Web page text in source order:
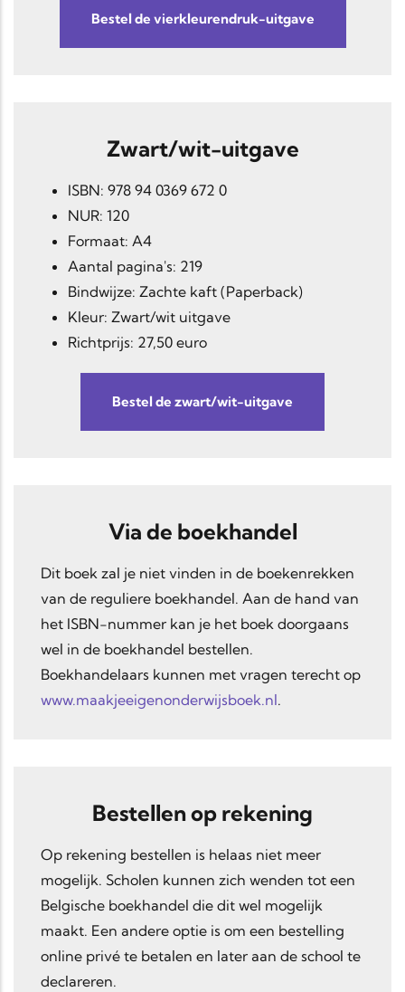
Bestel de vierkleurendruk-uitgave
Zwart/wit-uitgave
ISBN: 978 94 0369 672 0
NUR: 120
Formaat: A4
Aantal pagina's: 219
Bindwijze: Zachte kaft (Paperback)
Kleur: Zwart/wit uitgave
Richtprijs: 27,50 euro
Bestel de zwart/wit-uitgave
Via de boekhandel
Dit boek zal je niet vinden in de boekenrekken
van de reguliere boekhandel. Aan de hand van
het ISBN-nummer kan je het boek doorgaans
wel in de boekhandel bestellen.
Boekhandelaars kunnen met vragen terecht op
www.maakjeeigenonderwijsboek.nl.
Bestellen op rekening
Op rekening bestellen is helaas niet meer
mogelijk. Scholen kunnen zich wenden tot een
Belgische boekhandel die dit wel mogelijk
maakt. Een andere optie is om een bestelling
online privé te betalen en later aan de school te
declareren.